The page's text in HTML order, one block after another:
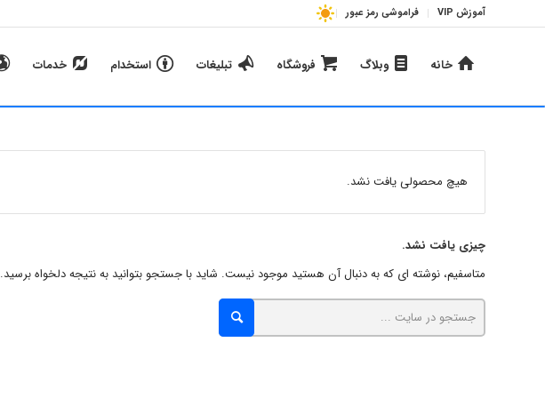
آموزش VIP فراموشی رمز عبور
خانه وبلاگ فروشگاه تبلیغات استخدام خدمات
هیچ محصولی یافت نشد.
چیزی یافت نشد.
متاسفیم، نوشته ای که به دنبال آن هستید موجود نیست. شاید با جستجو بتوانید به نتیجه دلخواه برسید.